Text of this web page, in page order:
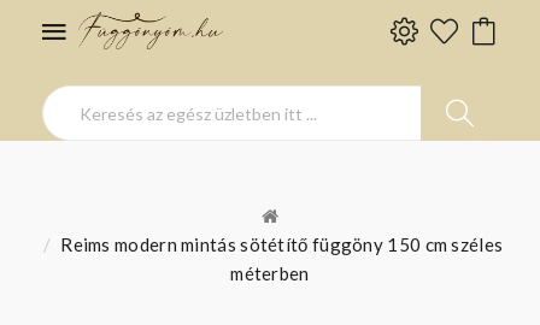
Reims modern mintás sötétítő függöny 150 cm széles
méterben